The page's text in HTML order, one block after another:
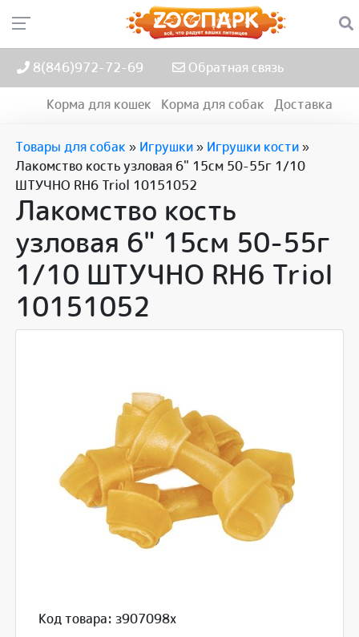
8(846)972-72-69 Обратная связь
Корма для кошек Корма для собак Доставка
Товары для собак » Игрушки» Игрушки кости»
Лакомство кость узловая 6" 15см 50-55г 1/10
ШТУЧНО RH6 Triol 10151052
Лакомство кость
узловая 6" 15см 50-55г
1/10 ШТУЧНО RH6 Triol
10151052
Код товара: з907098x